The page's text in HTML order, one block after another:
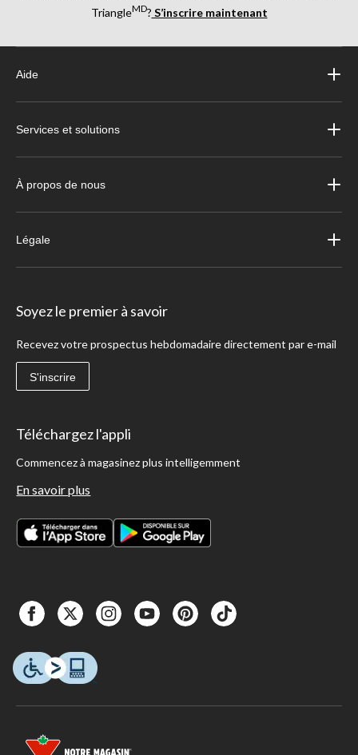
TriangleMD? S’inscrire maintenant
Aide
Services et solutions
À propos de nous
Légale
Soyez le premier à savoir
Recevez votre prospectus hebdomadaire directement par e-mail
S'inscrire
Téléchargez l'appli
Commencez à magasinez plus intelligemment
En savoir plus